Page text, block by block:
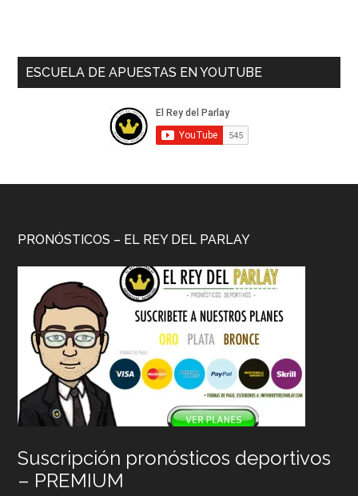
ESCUELA DE APUESTAS EN YOUTUBE
PRONÓSTICOS – EL REY DEL PARLAY
Suscripción pronósticos deportivos
– PREMIUM